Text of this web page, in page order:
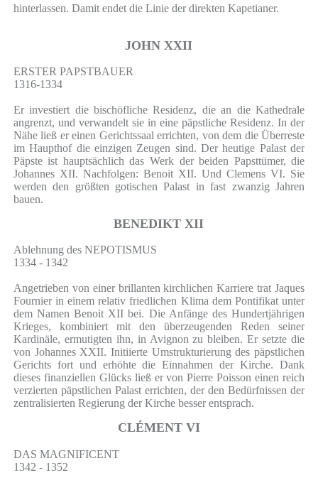
hinterlassen. Damit endet die Linie der direkten Kapetianer.
JOHN XXII
ERSTER PAPSTBAUER
1316-1334
Er investiert die bischöfliche Residenz, die an die Kathedrale
angrenzt, und verwandelt sie in eine päpstliche Residenz. In der
Nähe ließ er einen Gerichtssaal errichten, von dem die Überreste
im Haupthof die einzigen Zeugen sind. Der heutige Palast der
Päpste ist hauptsächlich das Werk der beiden Papsttümer, die
Johannes XII. Nachfolgen: Benoit XII. Und Clemens VI. Sie
werden den größten gotischen Palast in fast zwanzig Jahren
bauen.
BENEDIKT XII
Ablehnung des NEPOTISMUS
1334 - 1342
Angetrieben von einer brillanten kirchlichen Karriere trat Jaques
Fournier in einem relativ friedlichen Klima dem Pontifikat unter
dem Namen Benoit XII bei. Die Anfänge des Hundertjährigen
Krieges, kombiniert mit den überzeugenden Reden seiner
Kardinäle, ermutigten ihn, in Avignon zu bleiben. Er setzte die
von Johannes XXII. Initiierte Umstrukturierung des päpstlichen
Gerichts fort und erhöhte die Einnahmen der Kirche. Dank
dieses finanziellen Glücks ließ er von Pierre Poisson einen reich
verzierten päpstlichen Palast errichten, der den Bedürfnissen der
zentralisierten Regierung der Kirche besser entsprach.
CLÉMENT VI
DAS MAGNIFICENT
1342 - 1352